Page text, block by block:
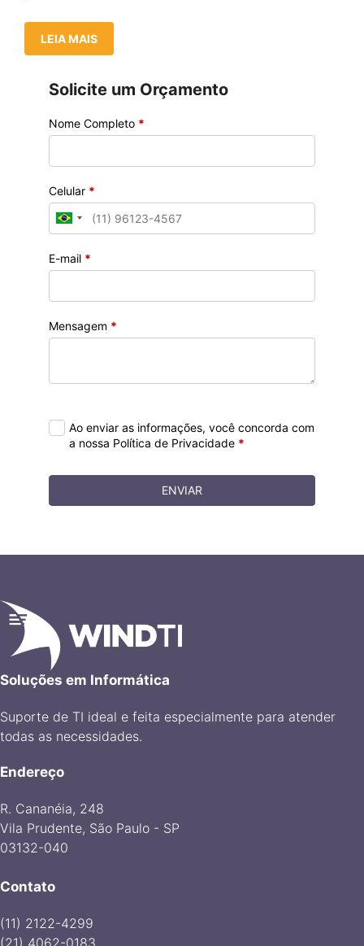
LEIA MAIS
Solicite um Orçamento
Nome Completo *
Celular *
E-mail *
Mensagem *
Ao enviar as informações, você concorda com
a nossa Política de Privacidade *
ENVIAR
Soluções em Informática
Suporte de TI ideal e feita especialmente para atender
todas as necessidades.
Endereço
R. Cananéia, 248
Vila Prudente, São Paulo - SP
03132-040
Contato
(11) 2122-4299